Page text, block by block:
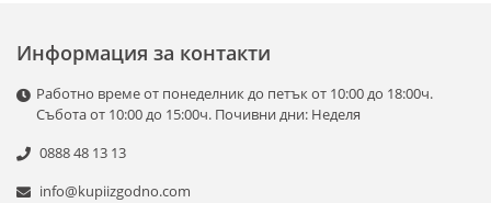
Информация за контакти
Работно време от понеделник до петък от 10:00 до 18:00ч.
Събота от 10:00 до 15:00ч. Почивни дни: Неделя
0888 48 13 13
info@kupiizgodno.com